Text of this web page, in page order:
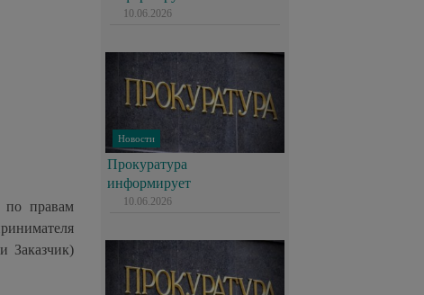
по правам
Заказчик)
10.06.2026
Новости
Прокуратура
информирует
10.06.2026